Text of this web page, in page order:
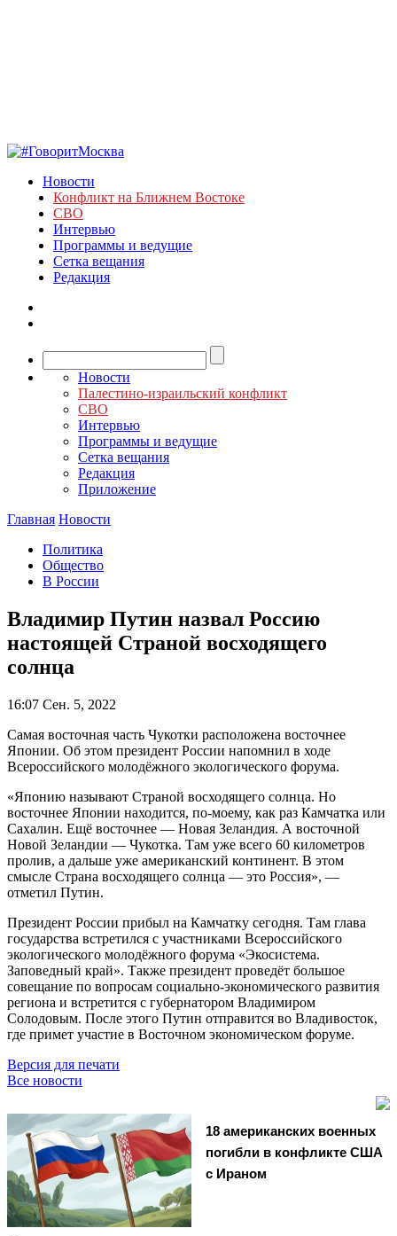
Новости
Конфликт на Ближнем Востоке
СВО
Интервью
Программы и ведущие
Сетка вещания
Редакция
Новости
Палестино-израильский конфликт
СВО
Интервью
Программы и ведущие
Сетка вещания
Редакция
Приложение
Главная Новости
Политика
Общество
В России
Владимир Путин назвал Россию
настоящей Страной восходящего
солнца
16:07 Сен. 5, 2022
Самая восточная часть Чукотки расположена восточнее
Японии. Об этом президент России напомнил в ходе
Всероссийского молодёжного экологического форума.
«Японию называют Страной восходящего солнца. Но
восточнее Японии находится, по-моему, как раз Камчатка или
Сахалин. Ещё восточнее — Новая Зеландия. А восточной
Новой Зеландии — Чукотка. Там уже всего 60 километров
пролив, а дальше уже американский континент. В этом
смысле Страна восходящего солнца — это Россия», —
отметил Путин.
Президент России прибыл на Камчатку сегодня. Там глава
государства встретился с участниками Всероссийского
экологического молодёжного форума «Экосистема.
Заповедный край». Также президент проведёт большое
совещание по вопросам социально-экономического развития
региона и встретится с губернатором Владимиром
Солодовым. После этого Путин отправится во Владивосток,
где примет участие в Восточном экономическом форуме.
Версия для печати
Все новости
18 американских военных
погибли в конфликте США
с Ираном